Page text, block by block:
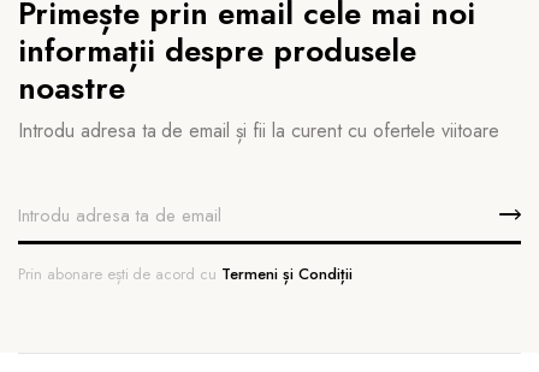
Primește prin email cele mai noi
informații despre produsele
noastre
Introdu adresa ta de email și fii la curent cu ofertele viitoare
Prin abonare ești de acord cu Termeni și Condiții